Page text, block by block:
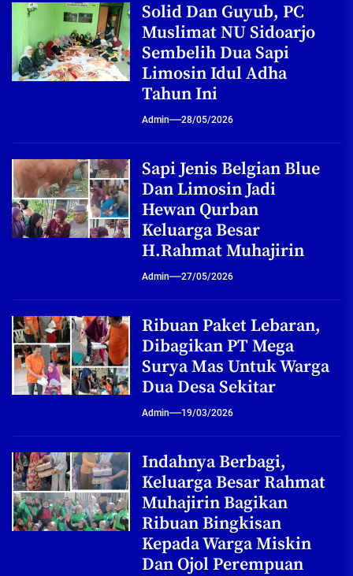
Solid Dan Guyub, PC
Muslimat NU Sidoarjo
Sembelih Dua Sapi
Limosin Idul Adha
Tahun Ini
Admin 28/05/2026
Sapi Jenis Belgian Blue
Dan Limosin Jadi
Hewan Qurban
Keluarga Besar
H.Rahmat Muhajirin
Admin 27/05/2026
Ribuan Paket Lebaran,
Dibagikan PT Mega
Surya Mas Untuk Warga
Dua Desa Sekitar
Admin 19/03/2026
Indahnya Berbagi,
Keluarga Besar Rahmat
Muhajirin Bagikan
Ribuan Bingkisan
Kepada Warga Miskin
Dan Ojol Perempuan